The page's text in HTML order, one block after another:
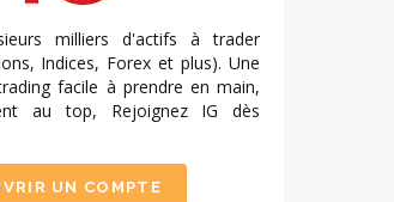
milliers d'actifs à trader
Indices, Forex et plus). Une
facile à prendre en main,
au top, Rejoignez IG dès
UN COMPTE